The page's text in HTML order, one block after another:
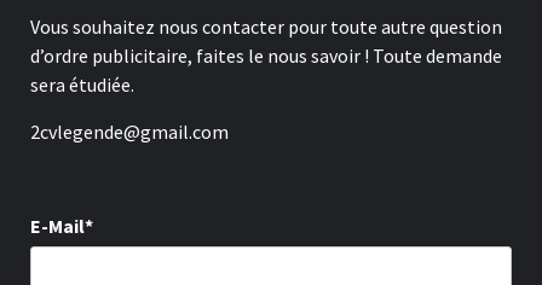
Vous souhaitez nous contacter pour toute autre question
d’ordre publicitaire, faites le nous savoir ! Toute demande
sera étudiée.
2cvlegende@gmail.com
E-Mail*